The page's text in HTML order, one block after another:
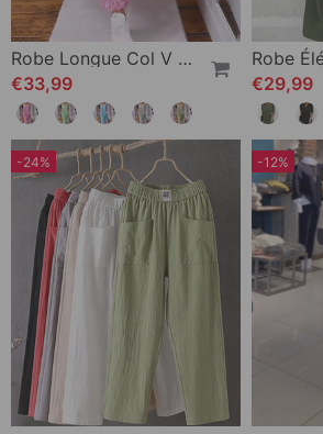
Robe Longue Col V En Imprimé À Manches Courtes
€33,99
€29,99
-24% -12%